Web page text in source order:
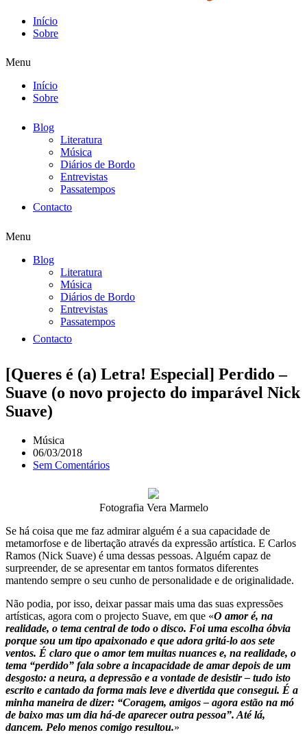
Início
Sobre
Menu
Início
Sobre
Blog
Literatura
Música
Diários de Bordo
Entrevistas
Passatempos
Contacto
Menu
Blog
Literatura
Música
Diários de Bordo
Entrevistas
Passatempos
Contacto
[Queres é (a) Letra! Especial] Perdido –
Suave (o novo projecto do imparável Nick
Suave)
Música
06/03/2018
Sem Comentários
Fotografia Vera Marmelo
Se há coisa que me faz admirar alguém é a sua capacidade de
metamorfose e de libertação através da expressão artística. E Carlos
Ramos (Nick Suave) é uma dessas pessoas. Alguém capaz de
surpreender, de se apresentar em tantos formatos diferentes
mantendo sempre o seu cunho de personalidade e de originalidade.
Não podia, por isso, deixar passar mais uma das suas expressões
artísticas, agora com o projecto Suave, em que «O amor é, na
realidade, o tema central de todo o disco. Foi uma escolha óbvia
porque sou um tipo apaixonado e que adora gritá-lo aos sete
ventos. É claro que o amor tem muitas nuances e, na realidade, o
tema “perdido” fala sobre a incapacidade de amar depois de um
desgosto: a neura, a depressão e a vontade de desistir – tudo isto
escrito e cantado da forma mais leve e divertida que consegui. É a
minha maneira de dizer: “Coragem, amigos – agora estão na mó
de baixo mas um dia há-de aparecer outra pessoa”. Até lá,
dancem. Pelo menos comigo resultou.»